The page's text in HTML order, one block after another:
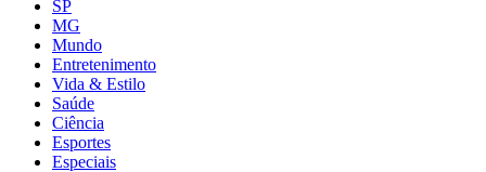
SP
MG
Mundo
Entretenimento
Vida & Estilo
Saúde
Ciência
Esportes
Especiais